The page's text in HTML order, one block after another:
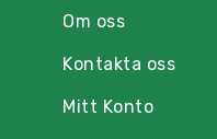
Om oss
Kontakta oss
Mitt Konto